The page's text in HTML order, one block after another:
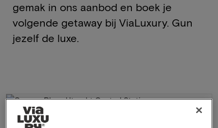
gemak in ons aanbod en boek je
volgende getaway bij ViaLuxury. Gun
jezelf de luxe.